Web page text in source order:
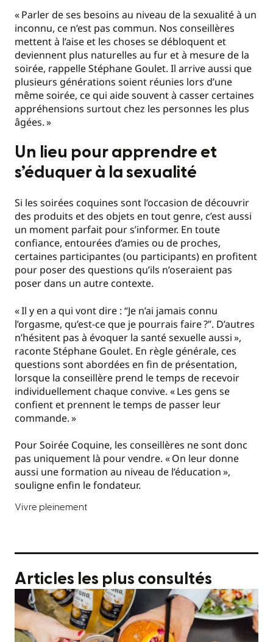
«Parler de ses besoins au niveau de la sexualité à un
inconnu, ce n’est pas commun. Nos conseillères
mettent à l’aise et les choses se débloquent et
deviennent plus naturelles au fur et à mesure de la
soirée, rappelle Stéphane Goulet. Il arrive aussi que
plusieurs générations soient réunies lors d’une
même soirée, ce qui aide souvent à casser certaines
appréhensions surtout chez les personnes les plus
âgées.»
Un lieu pour apprendre et
s’éduquer à la sexualité
Si les soirées coquines sont l’occasion de découvrir
des produits et des objets en tout genre, c’est aussi
un moment parfait pour s’informer. En toute
confiance, entourées d’amies ou de proches,
certaines participantes (ou participants) en profitent
pour poser des questions qu’ils n’oseraient pas
poser dans un autre contexte.
«Il y en a qui vont dire : “Je n’ai jamais connu
l’orgasme, qu’est-ce que je pourrais faire?”. D’autres
n’hésitent pas à évoquer la santé sexuelle aussi»,
raconte Stéphane Goulet. En règle générale, ces
questions sont abordées en fin de présentation,
lorsque la conseillère prend le temps de recevoir
individuellement chaque convive. «Les gens se
confient et prennent le temps de passer leur
commande.»
Pour Soirée Coquine, les conseillères ne sont donc
pas uniquement là pour vendre. «On leur donne
aussi une formation au niveau de l’éducation»,
souligne enfin le fondateur.
Vivre pleinement
Articles les plus consultés